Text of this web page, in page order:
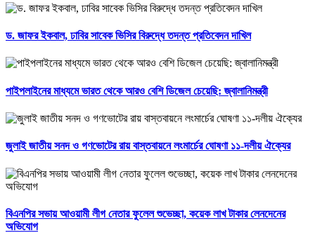
ড. জাফর ইকবাল, ঢাবির সাবেক ভিসির বিরুদ্ধে তদন্ত প্রতিবেদন দাখিল
পাইপলাইনের মাধ্যমে ভারত থেকে আরও বেশি ডিজেল চেয়েছি: জ্বালানিমন্ত্রী
জুলাই জাতীয় সনদ ও গণভোটের রায় বাস্তবায়নে লংমার্চের ঘোষণা ১১-দলীয় ঐক্যের
বিএনপির সভায় আওয়ামী লীগ নেতার ফুলেল শুভেচ্ছা, কয়েক লাখ টাকার লেনদেনের
অভিযোগ